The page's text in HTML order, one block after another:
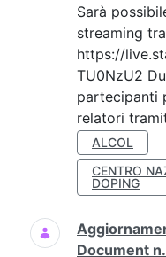
Sarà
streaming
https://
TU0NzU2
partecipanti
relatori
ALCOL
CENTRO
DOPING
Document